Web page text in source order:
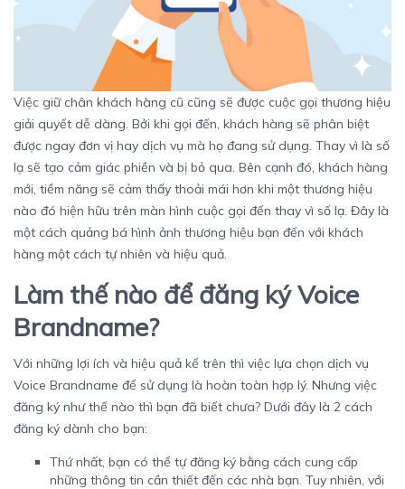
Việc giữ chân khách hàng cũ cũng sẽ được cuộc gọi thương hiệu
giải quyết dễ dàng. Bởi khi gọi đến, khách hàng sẽ phân biệt
được ngay đơn vị hay dịch vụ mà họ đang sử dụng. Thay vì là số
lạ sẽ tạo cảm giác phiền và bị bỏ qua. Bên cạnh đó, khách hàng
mới, tiềm năng sẽ cảm thấy thoải mái hơn khi một thương hiệu
nào đó hiện hữu trên màn hình cuộc gọi đến thay vì số lạ. Đây là
một cách quảng bá hình ảnh thương hiệu bạn đến với khách
hàng một cách tự nhiên và hiệu quả.
Làm thế nào để đăng ký Voice
Brandname?
Với những lợi ích và hiệu quả kể trên thì việc lựa chọn dịch vụ
Voice Brandname để sử dụng là hoàn toàn hợp lý. Nhưng việc
đăng ký như thế nào thì bạn đã biết chưa? Dưới đây là 2 cách
đăng ký dành cho bạn:
Thứ nhất, bạn có thể tự đăng ký bằng cách cung cấp
những thông tin cần thiết đến các nhà bạn. Tuy nhiên, với